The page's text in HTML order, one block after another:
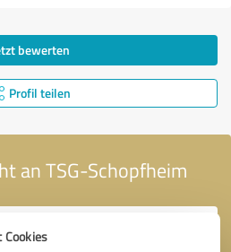
Cookies
bewerten
Profil teilen
an TSG-Schopfheim